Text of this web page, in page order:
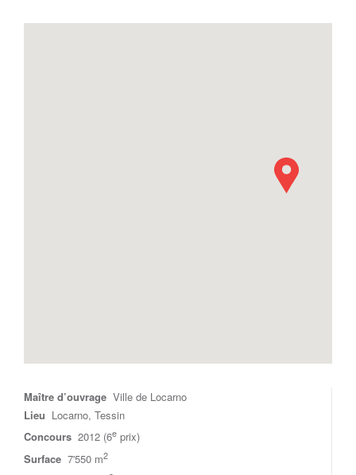
Maître d’ouvrage Ville de Locarno
Lieu Locarno, Tessin
Concours 2012 (6e prix)
Surface 7'550 m2